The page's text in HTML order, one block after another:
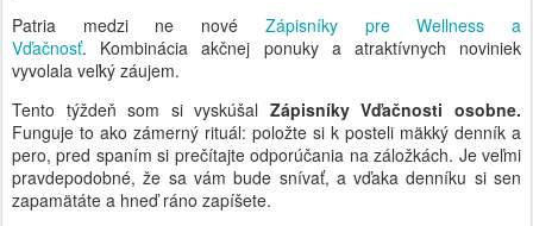
Patria medzi ne nové Zápisníky pre Wellness a
Vďačnosť. Kombinácia akčnej ponuky a atraktívnych noviniek
vyvolala veľký záujem.
Tento týždeň som si vyskúšal Zápisníky Vďačnosti osobne.
Funguje to ako zámerný rituál: položte si k posteli mäkký denník a
pero, pred spaním si prečítajte odporúčania na záložkách. Je veľmi
pravdepodobné, že sa vám bude snívať, a vďaka denníku si sen
zapamätáte a hneď ráno zapíšete.